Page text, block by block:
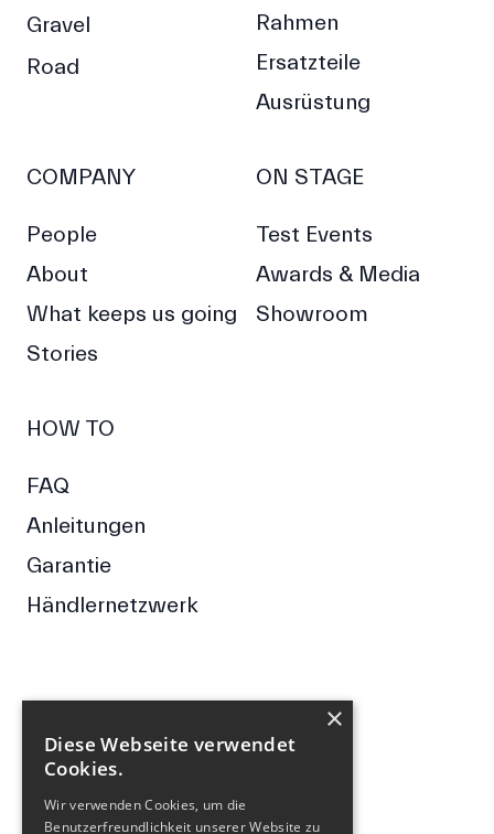
Gravel
Road
Rahmen
Ersatzteile
Ausrüstung
COMPANY
People
About
What keeps us going
Stories
ON STAGE
Test Events
Awards & Media
Showroom
HOW TO
FAQ
Anleitungen
Garantie
Händlernetzwerk
FOLGE UNS
FacebookInstagram
×
Diese Webseite verwendet
Cookies.
Wir verwenden Cookies, um die
Benutzerfreundlichkeit unserer Website zu